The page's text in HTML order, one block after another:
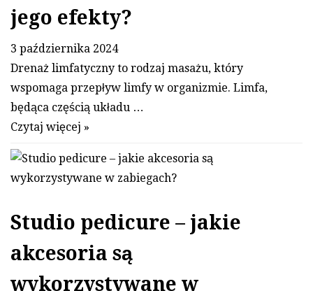
jego efekty?
3 października 2024
Drenaż limfatyczny to rodzaj masażu, który
wspomaga przepływ limfy w organizmie. Limfa,
będąca częścią układu …
Czytaj więcej »
Studio pedicure – jakie
akcesoria są
wykorzystywane w